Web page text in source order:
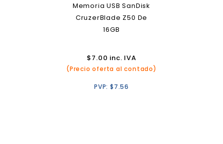
Memoria USB SanDisk
CruzerBlade Z50 De
16GB
$7.00 inc. IVA
(Precio oferta al contado)
PVP: $7.56